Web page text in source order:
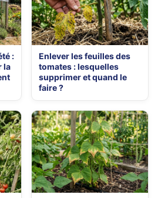
:
la
Enlever les feuilles des
tomates : lesquelles
supprimer et quand le
faire ?